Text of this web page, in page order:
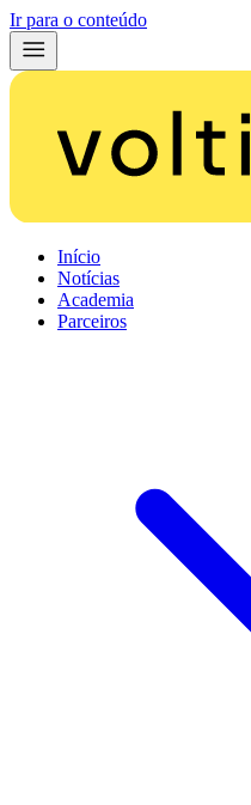
Ir para o conteúdo
Início
Notícias
Academia
Parceiros